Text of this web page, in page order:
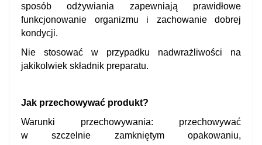
sposób odżywiania zapewniają prawidłowe
funkcjonowanie organizmu i zachowanie dobrej
kondycji.
Nie stosować w przypadku nadwrażliwości na
jakikolwiek składnik preparatu.
Jak przechowywać produkt?
Warunki przechowywania: przechowywać
w szczelnie zamkniętym opakowaniu,